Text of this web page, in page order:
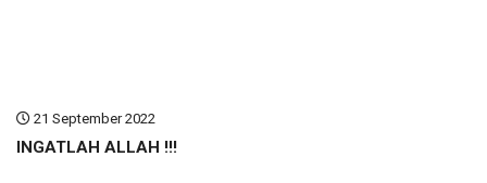
21 September 2022
INGATLAH ALLAH !!!